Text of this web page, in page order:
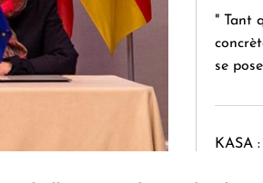
" Tant
se
KASA